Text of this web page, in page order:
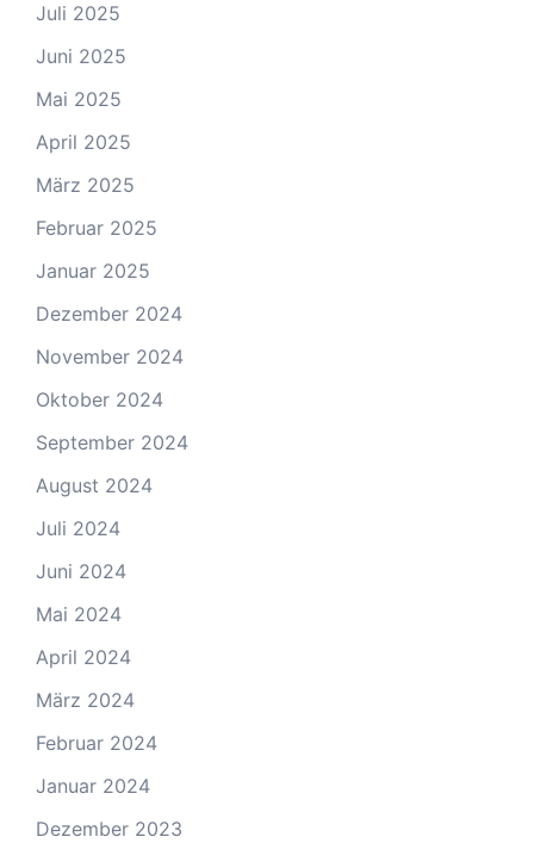
Juli 2025
Juni 2025
Mai 2025
April 2025
März 2025
Februar 2025
Januar 2025
Dezember 2024
November 2024
Oktober 2024
September 2024
August 2024
Juli 2024
Juni 2024
Mai 2024
April 2024
März 2024
Februar 2024
Januar 2024
Dezember 2023